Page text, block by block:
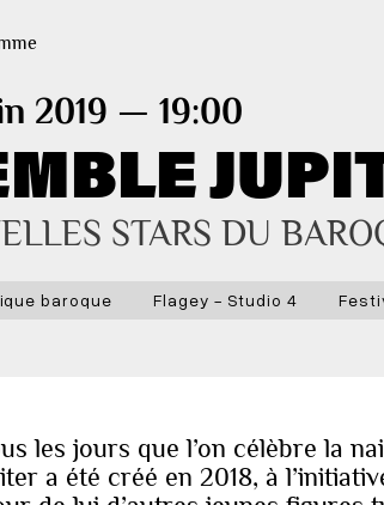
2019 — 19:00
STARS DU
baroque Flagey - Studio 4
les jours que l’on célèbre la
a été créé en 2018, à